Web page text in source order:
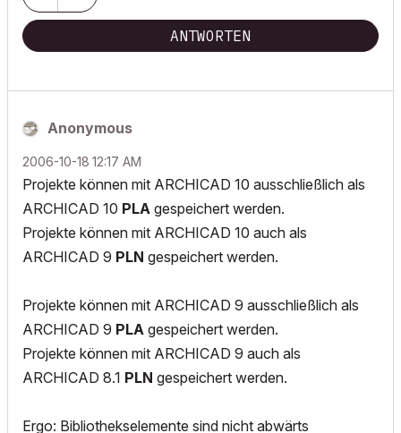
ANTWORTEN
Anonymous
‎2006-10-18 12:17 AM
Projekte können mit ARCHICAD 10 ausschließlich als
ARCHICAD 10 PLA gespeichert werden.
Projekte können mit ARCHICAD 10 auch als
ARCHICAD 9 PLN gespeichert werden.
Projekte können mit ARCHICAD 9 ausschließlich als
ARCHICAD 9 PLA gespeichert werden.
Projekte können mit ARCHICAD 9 auch als
ARCHICAD 8.1 PLN gespeichert werden.
Ergo: Bibliothekselemente sind nicht abwärts